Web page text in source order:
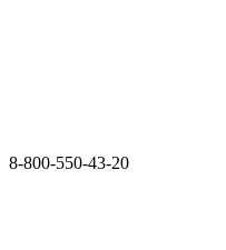
8-800-550-43-20